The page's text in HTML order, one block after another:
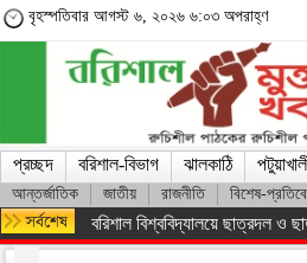
বৃহস্পতিবার আগস্ট ৬, ২০২৬ ৬:০৩ অপরাহ্ণ
প্রচ্ছদ বরিশাল-বিভাগ ঝালকাঠি
আন্তর্জাতিক জাতীয় রাজনীতি বিশেষ-
অসংখ্য শহিদের রক্তের বিনিময়ে